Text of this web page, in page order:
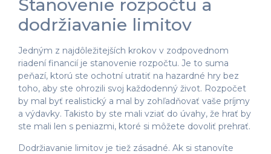
Stanovenie rozpočtu a
dodržiavanie limitov
Jedným z najdôležitejších krokov v zodpovednom
riadení financií je stanovenie rozpočtu. Je to suma
peňazí, ktorú ste ochotní utratiť na hazardné hry bez
toho, aby ste ohrozili svoj každodenný život. Rozpočet
by mal byť realistický a mal by zohľadňovať vaše príjmy
a výdavky. Takisto by ste mali vziať do úvahy, že hrať by
ste mali len s peniazmi, ktoré si môžete dovoliť prehrať.
Dodržiavanie limitov je tiež zásadné. Ak si stanovíte